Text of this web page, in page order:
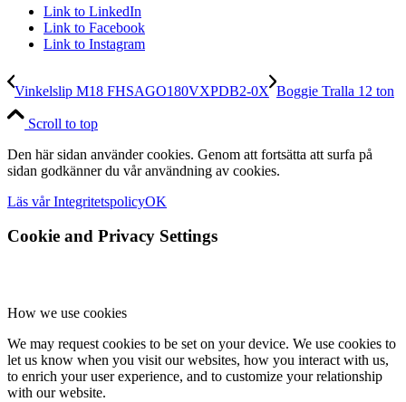
Link to LinkedIn
Link to Facebook
Link to Instagram
Vinkelslip M18 FHSAGO180VXPDB2-0X Boggie Tralla 12 ton
Scroll to top
Den här sidan använder cookies. Genom att fortsätta att surfa på
sidan godkänner du vår användning av cookies.
Läs vår IntegritetspolicyOK
Cookie and Privacy Settings
How we use cookies
We may request cookies to be set on your device. We use cookies to
let us know when you visit our websites, how you interact with us,
to enrich your user experience, and to customize your relationship
with our website.